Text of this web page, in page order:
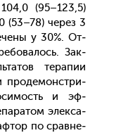
(95–123,5)
(53–78) че­рез 3
у 30%. От­
Зак­
те­рапии
про­демонс­три­
и эф­
элек­са­
по срав­не­